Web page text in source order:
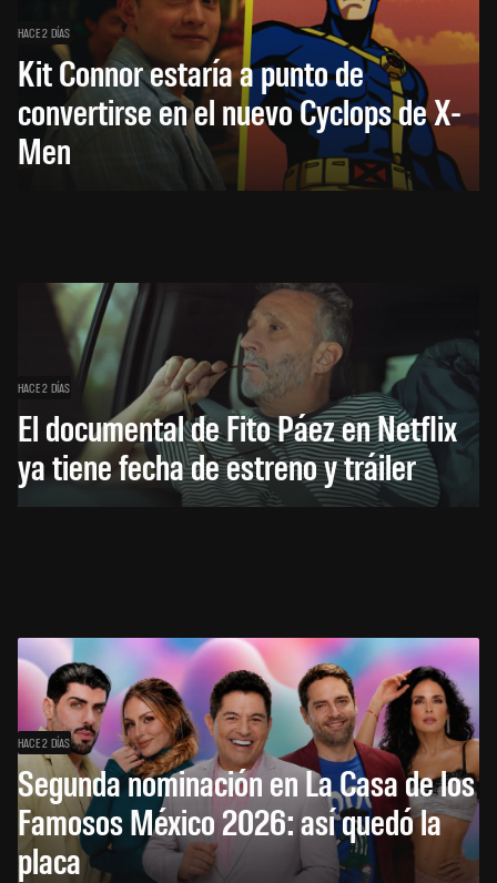
HACE 2 DÍAS
Kit Connor estaría a punto de
convertirse en el nuevo Cyclops de X-
Men
HACE 2 DÍAS
El documental de Fito Páez en Netflix
ya tiene fecha de estreno y tráiler
HACE 2 DÍAS
Segunda nominación en La Casa de los
Famosos México 2026: así quedó la
placa